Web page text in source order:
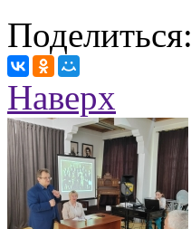
Поделиться:
Наверх